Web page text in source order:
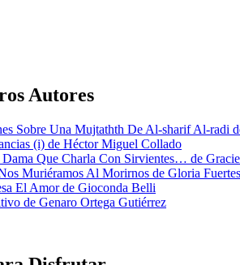
Autores
Sobre Una Mujtathth De Al-sharif Al-radi
(i) de Héctor Miguel Collado
Dama Que Charla Con Sirvientes… de
Muriéramos Al Morirnos de Gloria Fuertes
El Amor de Gioconda Belli
de Genaro Ortega Gutiérrez